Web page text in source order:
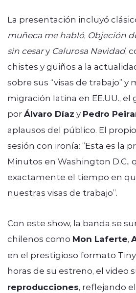
La presentación incluyó
muñeca me habló, Objeción
sin cesary Calurosa Navidad,
chistes y guiños a la
sobre sus “visas de trabajo” y
migración latina en EE.UU.,
porÁlvaro Díaz y Pedro
aplausos del público. El
sesión con ironía: “Esta es la
Minutos en Washington D.C.,
exactamente el tiempo en
nuestras visas de trabajo”.
Con este show, la banda se
chilenos como Mon Laferte,
en el prestigioso formato Tiny
horas de su estreno, el video
reproducciones, reflejando